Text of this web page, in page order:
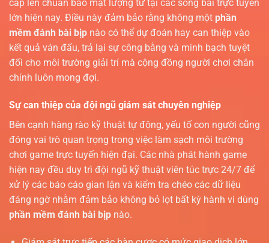
cấp lên chuẩn bảo mật lượng tử tại các sòng bài trực tuyến
lớn hiện nay. Điều này đảm bảo rằng không một phần
mềm đánh bài bịp nào có thể dự đoán hay can thiệp vào
kết quả ván đấu, trả lại sự công bằng và minh bạch tuyệt
đối cho môi trường giải trí mà cộng đồng người chơi chân
chính luôn mong đợi.
Sự can thiệp của đội ngũ giám sát chuyên nghiệp
Bên cạnh hàng rào kỹ thuật tự động, yếu tố con người cũng
đóng vai trò quan trọng trong việc làm sạch môi trường
chơi game trực tuyến hiện đại. Các nhà phát hành game
hiện nay đều duy trì đội ngũ kỹ thuật viên túc trực 24/7 để
xử lý các báo cáo gian lận và kiểm tra chéo các dữ liệu
đáng ngờ nhằm đảm bảo không bỏ lọt bất kỳ hành vi dùng
phần mềm đánh bài bịp nào.